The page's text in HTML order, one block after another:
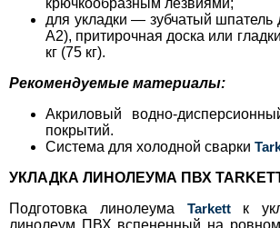
для укладки — зубчатый шпатель
А2), притирочная доска или
кг (75 кг).
Рекомендуемые материалы:
Акриловый водно-
покрытий.
Система для холодной сварки
УКЛАДКА ЛИНОЛЕУМА ПВХ
Подготовка линолеума Tarkett к
линолеум ПВХ вспененный на